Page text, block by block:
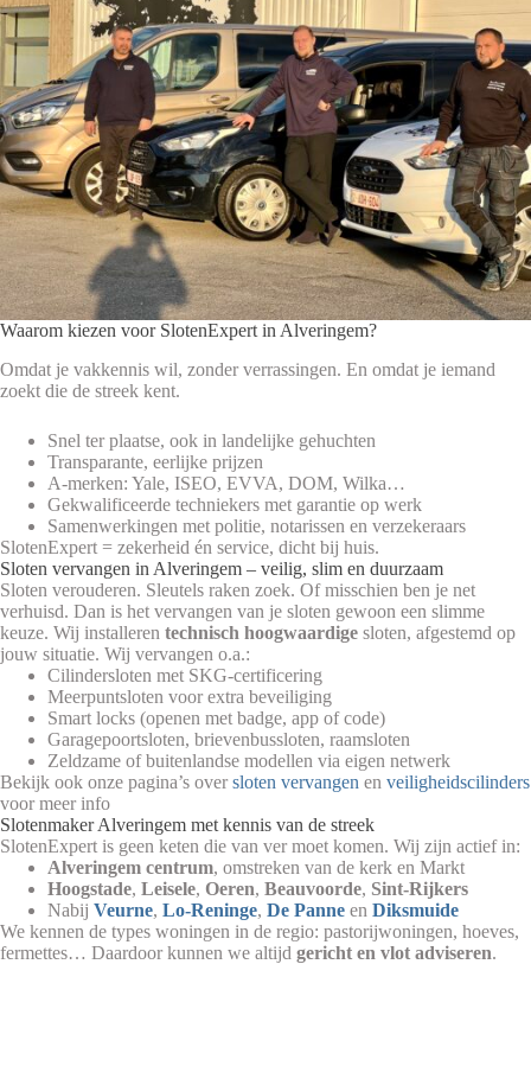
Waarom kiezen voor SlotenExpert in Alveringem?
Omdat je vakkennis wil, zonder verrassingen. En omdat je iemand
zoekt die de streek kent.
Snel ter plaatse, ook in landelijke gehuchten
Transparante, eerlijke prijzen
A-merken: Yale, ISEO, EVVA, DOM, Wilka…
Gekwalificeerde techniekers met garantie op werk
Samenwerkingen met politie, notarissen en verzekeraars
SlotenExpert = zekerheid én service, dicht bij huis.
Sloten vervangen in Alveringem – veilig, slim en duurzaam
Sloten verouderen. Sleutels raken zoek. Of misschien ben je net
verhuisd. Dan is het vervangen van je sloten gewoon een slimme
keuze. Wij installeren technisch hoogwaardige sloten, afgestemd op
jouw situatie. Wij vervangen o.a.:
Cilindersloten met SKG-certificering
Meerpuntsloten voor extra beveiliging
Smart locks (openen met badge, app of code)
Garagepoortsloten, brievenbussloten, raamsloten
Zeldzame of buitenlandse modellen via eigen netwerk
Bekijk ook onze pagina’s over sloten vervangen en veiligheidscilinders
voor meer info
Slotenmaker Alveringem met kennis van de streek
SlotenExpert is geen keten die van ver moet komen. Wij zijn actief in:
Alveringem centrum, omstreken van de kerk en Markt
Hoogstade, Leisele, Oeren, Beauvoorde, Sint-Rijkers
Nabij Veurne, Lo-Reninge, De Panne en Diksmuide
We kennen de types woningen in de regio: pastorijwoningen, hoeves,
fermettes… Daardoor kunnen we altijd gericht en vlot adviseren.